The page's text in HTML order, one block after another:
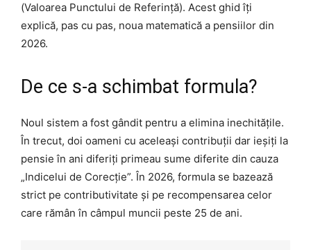
(Valoarea Punctului de Referință). Acest ghid îți
explică, pas cu pas, noua matematică a pensiilor din
2026.
De ce s-a schimbat formula?
Noul sistem a fost gândit pentru a elimina inechitățile.
În trecut, doi oameni cu aceleași contribuții dar ieșiți la
pensie în ani diferiți primeau sume diferite din cauza
„Indicelui de Corecție”. În 2026, formula se bazează
strict pe contributivitate și pe recompensarea celor
care rămân în câmpul muncii peste 25 de ani.